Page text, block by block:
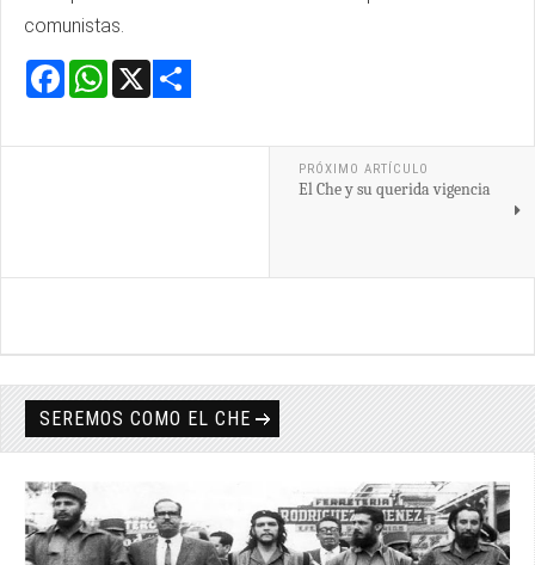
comunistas.
Facebook
WhatsApp
PRÓXIMO ARTÍCULO
El Che y su querida vigencia
SEREMOS COMO EL CHE